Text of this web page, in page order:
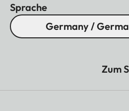
Sprache
Germany /
Zum